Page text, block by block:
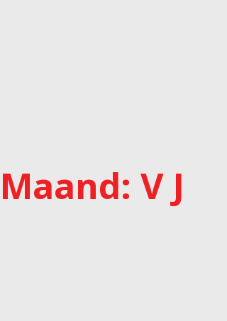
Maand: V J